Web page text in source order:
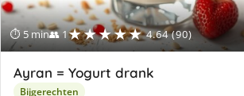
⏱ 5 min👥 1★★★★★ 4.64 (90)
Ayran = Yogurt drank
Bijgerechten